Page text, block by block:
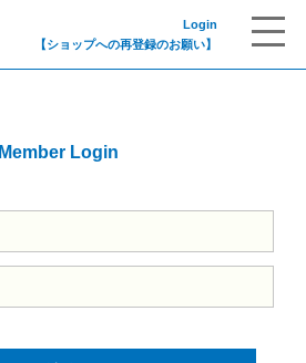
【ショップへの再登録のお願い】
Login
Member Login